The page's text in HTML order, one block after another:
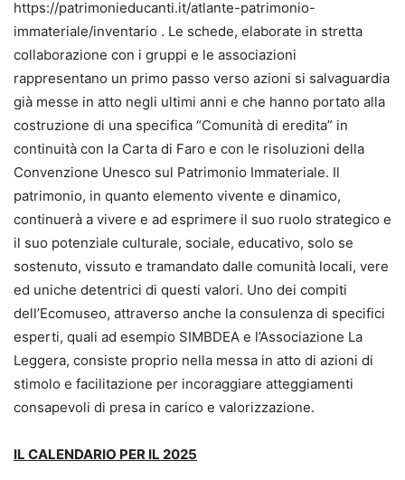
https://patrimonieducanti.it/atlante-patrimonio-
immateriale/inventario . Le schede, elaborate in stretta
collaborazione con i gruppi e le associazioni
rappresentano un primo passo verso azioni si salvaguardia
già messe in atto negli ultimi anni e che hanno portato alla
costruzione di una specifica “Comunità di eredita” in
continuità con la Carta di Faro e con le risoluzioni della
Convenzione Unesco sul Patrimonio Immateriale. Il
patrimonio, in quanto elemento vivente e dinamico,
continuerà a vivere e ad esprimere il suo ruolo strategico e
il suo potenziale culturale, sociale, educativo, solo se
sostenuto, vissuto e tramandato dalle comunità locali, vere
ed uniche detentrici di questi valori. Uno dei compiti
dell’Ecomuseo, attraverso anche la consulenza di specifici
esperti, quali ad esempio SIMBDEA e l’Associazione La
Leggera, consiste proprio nella messa in atto di azioni di
stimolo e facilitazione per incoraggiare atteggiamenti
consapevoli di presa in carico e valorizzazione.
IL CALENDARIO PER IL 2025